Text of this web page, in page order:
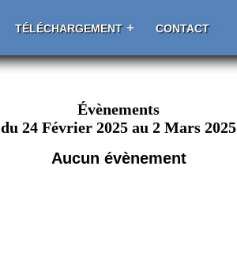
TÉLÉCHARGEMENT CONTACT
Évènements
du 24 Février 2025 au 2 Mars 2025
Aucun évènement